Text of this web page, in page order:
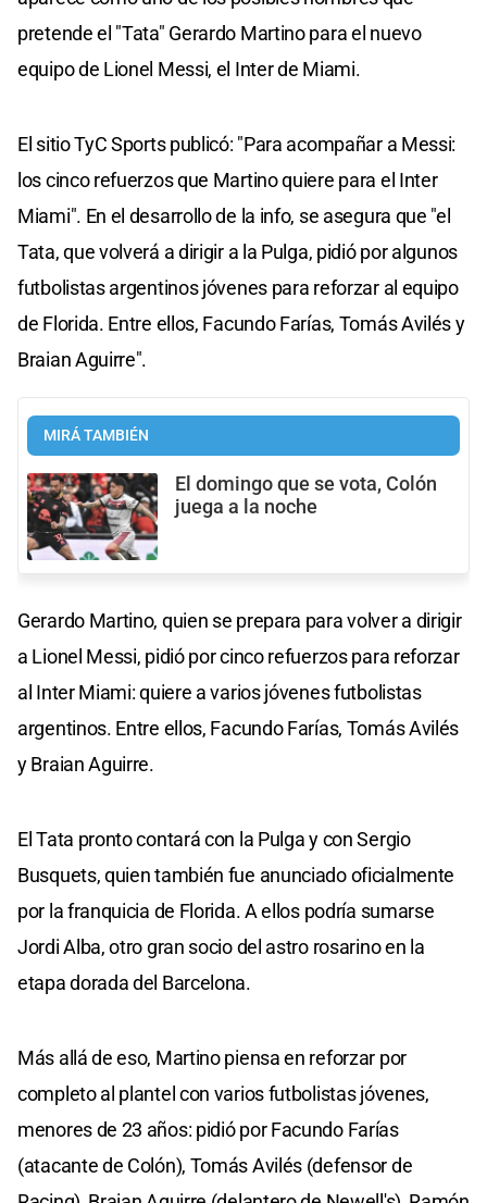
pretende el "Tata" Gerardo Martino para el nuevo
equipo de Lionel Messi, el Inter de Miami.
El sitio TyC Sports publicó: "Para acompañar a Messi:
los cinco refuerzos que Martino quiere para el Inter
Miami". En el desarrollo de la info, se asegura que "el
Tata, que volverá a dirigir a la Pulga, pidió por algunos
futbolistas argentinos jóvenes para reforzar al equipo
de Florida. Entre ellos, Facundo Farías, Tomás Avilés y
Braian Aguirre".
MIRÁ TAMBIÉN
El domingo que se vota, Colón
juega a la noche
Gerardo Martino, quien se prepara para volver a dirigir
a Lionel Messi, pidió por cinco refuerzos para reforzar
al Inter Miami: quiere a varios jóvenes futbolistas
argentinos. Entre ellos, Facundo Farías, Tomás Avilés
y Braian Aguirre.
El Tata pronto contará con la Pulga y con Sergio
Busquets, quien también fue anunciado oficialmente
por la franquicia de Florida. A ellos podría sumarse
Jordi Alba, otro gran socio del astro rosarino en la
etapa dorada del Barcelona.
Más allá de eso, Martino piensa en reforzar por
completo al plantel con varios futbolistas jóvenes,
menores de 23 años: pidió por Facundo Farías
(atacante de Colón), Tomás Avilés (defensor de